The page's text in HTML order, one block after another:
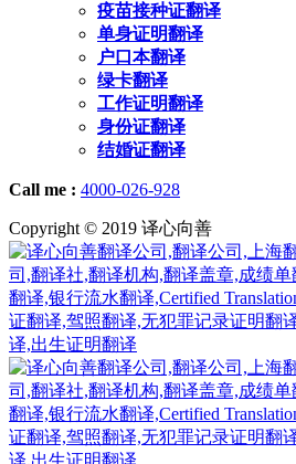
疫苗接种证翻译
单身证明翻译
户口本翻译
绿卡翻译
工作证明翻译
身份证翻译
结婚证翻译
Call me : 4000-026-928
Copyright © 2019 译心向善